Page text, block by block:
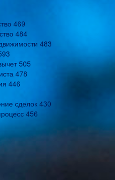
469
484
483
505
478
446
сделок430
456